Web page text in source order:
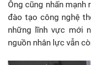
Ông cũng nhấn mạnh
đào tạo công nghệ
những lĩnh vực mới
nguồn nhân lực vẫn